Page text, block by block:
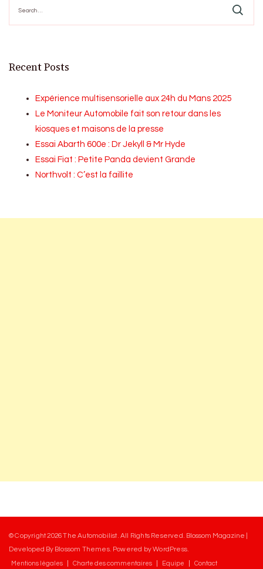
for:
Recent Posts
Expérience multisensorielle aux 24h du Mans 2025
Le Moniteur Automobile fait son retour dans les
kiosques et maisons de la presse
Essai Abarth 600e : Dr Jekyll & Mr Hyde
Essai Fiat : Petite Panda devient Grande
Northvolt : C’est la faillite
© Copyright 2026The Automobilist. All Rights Reserved. Blossom Magazine |
Developed By Blossom Themes. Powered byWordPress
Mentions légales Charte des commentaires Equipe Contact